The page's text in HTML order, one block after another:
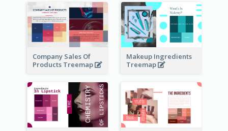
Company Sales Of
Products Treemap
Makeup Ingredients
Treemap